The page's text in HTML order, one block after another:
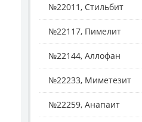
№22011, Стильбит
№22117, Пимелит
№22144, Аллофан
№22233, Миметезит
№22259, Анапаит